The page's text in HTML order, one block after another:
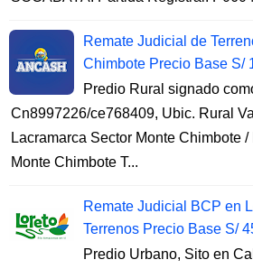
Remate Judicial de
Chimbote Precio Base S/
Predio Rural signado
Cn8997226/ce768409, Ubic. Rural
Lacramarca Sector Monte Chimbote
Monte Chimbote T...
Remate Judicial BCP en
Terrenos Precio Base S/
Predio Urbano, Sito en